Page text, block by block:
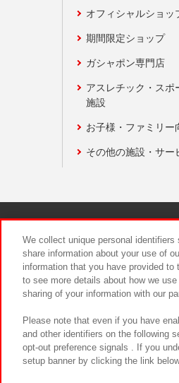
オフィシャルショッ
期間限定ショップ
ガシャポン専門店
アスレチック・スポ
施設
お子様・ファミリー
その他の施設・サー
We collect unique personal
share information about your use of
information that you have provided
to see more details about how we
sharing of your information with our
Please note that even if you have
and other identifiers on the following
opt-out preference signals . If you
setup banner by clicking the link